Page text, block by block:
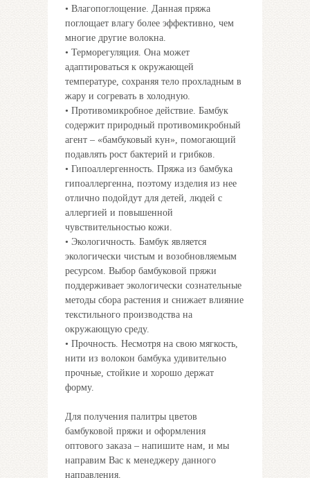
• Влагопоглощение. Данная пряжа
поглощает влагу более эффективно, чем
многие другие волокна.
• Терморегуляция. Она может
адаптироваться к окружающей
температуре, сохраняя тело прохладным в
жару и согревать в холодную.
• Противомикробное действие. Бамбук
содержит природный противомикробный
агент – «бамбуковый кун», помогающий
подавлять рост бактерий и грибков.
• Гипоаллергенность. Пряжа из бамбука
гипоаллергенна, поэтому изделия из нее
отлично подойдут для детей, людей с
аллергией и повышенной
чувствительностью кожи.
• Экологичность. Бамбук является
экологически чистым и возобновляемым
ресурсом. Выбор бамбуковой пряжи
поддерживает экологически сознательные
методы сбора растения и снижает влияние
текстильного производства на
окружающую среду.
• Прочность. Несмотря на свою мягкость,
нити из волокон бамбука удивительно
прочные, стойкие и хорошо держат
форму.
Для получения палитры цветов
бамбуковой пряжи и оформления
оптового заказа – напишите нам, и мы
направим Вас к менеджеру данного
направления.